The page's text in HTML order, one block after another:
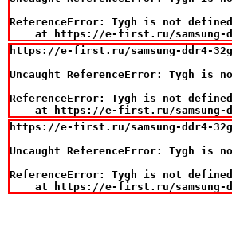
ReferenceError: Tygh is not defined
at https://e-first.ru/
https://e-first.ru/samsung-ddr4-32gb-
Uncaught ReferenceError: Tygh is
ReferenceError: Tygh is not defined
at https://e-first.ru/
https://e-first.ru/samsung-ddr4-32gb-
Uncaught ReferenceError: Tygh is
ReferenceError: Tygh is not defined
at https://e-first.ru/